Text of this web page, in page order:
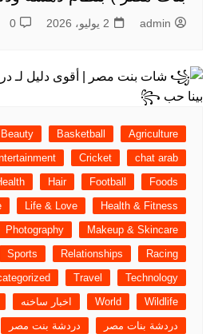
admin 2 يوليو، 2026 0
Agriculture
Basketball
Beauty
chat arab
Cricket
Foods
Football
Hair
Health & Fitness
Life & Love
Makeup & Skincare
Photography
Racing
Relationships
Sports
Technology
Travel
Wildlife
World اخبار ساخنه
دردشة بنات مصر
دردشة بنت مصر